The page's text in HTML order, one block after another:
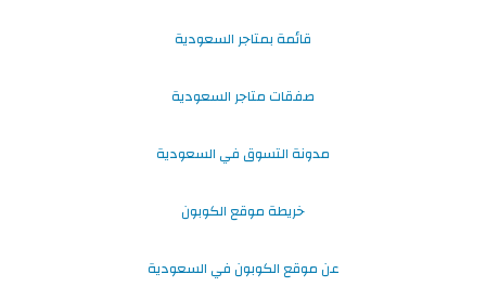
قائمة بمتاجر السعودية
صفقات متاجر السعودية
مدونة التسوق في السعودية
خريطة موقع الكوبون
عن موقع الكوبون في السعودية